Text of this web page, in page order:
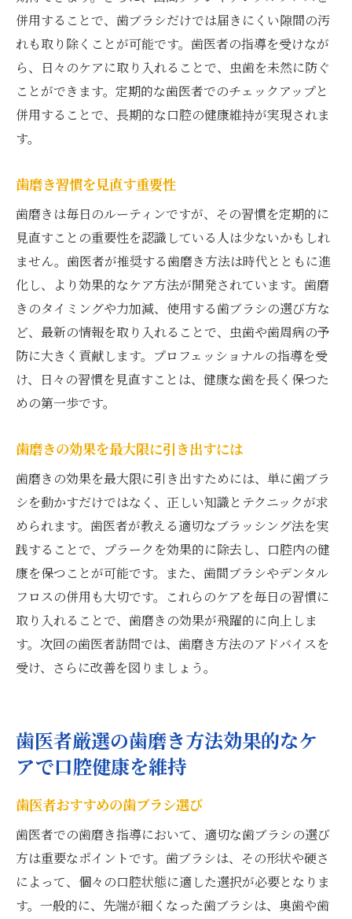
併用することで、歯ブラシだけでは届きにくい隙間の汚
れも取り除くことが可能です。歯医者の指導を受けなが
ら、日々のケアに取り入れることで、虫歯を未然に防ぐ
ことができます。定期的な歯医者でのチェックアップと
併用することで、長期的な口腔の健康維持が実現されま
す。
歯磨き習慣を見直す重要性
歯磨きは毎日のルーティンですが、その習慣を定期的に
見直すことの重要性を認識している人は少ないかもしれ
ません。歯医者が推奨する歯磨き方法は時代とともに進
化し、より効果的なケア方法が開発されています。歯磨
きのタイミングや力加減、使用する歯ブラシの選び方な
ど、最新の情報を取り入れることで、虫歯や歯周病の予
防に大きく貢献します。プロフェッショナルの指導を受
け、日々の習慣を見直すことは、健康な歯を長く保つた
めの第一歩です。
歯磨きの効果を最大限に引き出すには
歯磨きの効果を最大限に引き出すためには、単に歯ブラ
シを動かすだけではなく、正しい知識とテクニックが求
められます。歯医者が教える適切なブラッシング法を実
践することで、プラークを効果的に除去し、口腔内の健
康を保つことが可能です。また、歯間ブラシやデンタル
フロスの併用も大切です。これらのケアを毎日の習慣に
取り入れることで、歯磨きの効果が飛躍的に向上しま
す。次回の歯医者訪問では、歯磨き方法のアドバイスを
受け、さらに改善を図りましょう。
歯医者厳選の歯磨き方法効果的なケ
アで口腔健康を維持
歯医者おすすめの歯ブラシ選び
歯医者での歯磨き指導において、適切な歯ブラシの選び
方は重要なポイントです。歯ブラシは、その形状や硬さ
によって、個々の口腔状態に適した選択が必要となりま
す。一般的に、先端が細くなった歯ブラシは、奥歯や歯